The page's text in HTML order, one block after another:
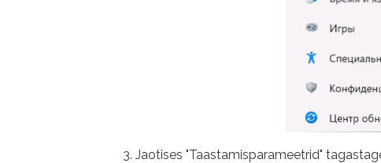
Jaotises "Taastamisparameetrid"